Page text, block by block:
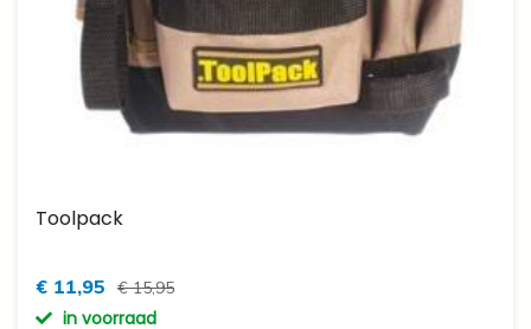
Toolpack
€ 11,95 € 15,95
in voorraad